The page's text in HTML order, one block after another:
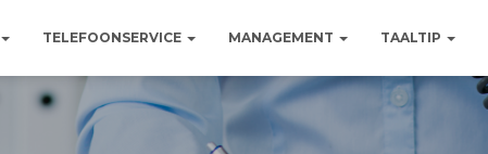
TELEFOONSERVICE MANAGEMENT TAALTIP